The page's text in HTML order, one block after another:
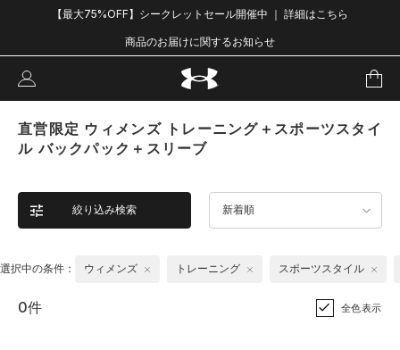
【最大75%OFF】シークレットセール開催中 ｜ 詳細はこちら
商品のお届けに関するお知らせ
直営限定 ウィメンズ トレーニング＋スポーツスタイ
ル バックパック＋スリーブ
絞り込み検索 新着順
選択中の条件： ウィメンズ トレーニング スポーツスタイル
0件 全色表示